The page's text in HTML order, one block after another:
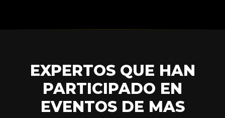
EXPERTOS QUE HAN
PARTICIPADO EN
EVENTOS DE MAS